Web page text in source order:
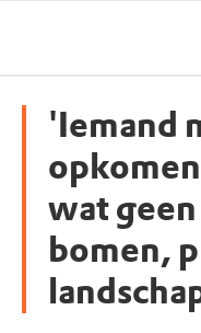
'Iemand
wat
bomen,